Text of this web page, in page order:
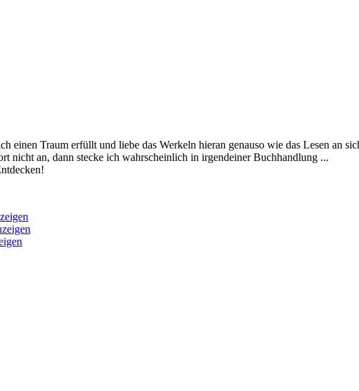
einen Traum erfüllt und liebe das Werkeln hieran genauso wie das Lesen an
nicht an, dann stecke ich wahrscheinlich in irgendeiner Buchhandlung ...